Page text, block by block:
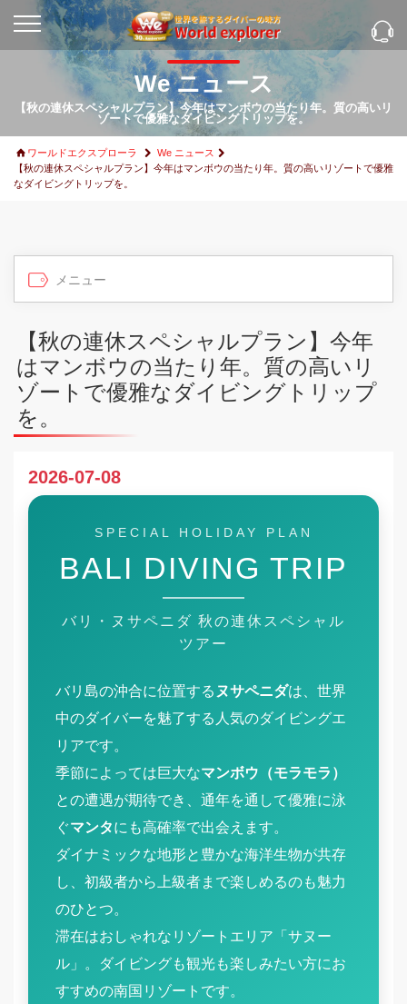
We ニュース
【秋の連休スペシャルプラン】今年はマンボウの当たり年。質の高いリ
ゾートで優雅なダイビングトリップを。
ワールドエクスプローラ
We ニュース
【秋の連休スペシャルプラン】今年はマンボウの当たり年。質の高いリゾートで優雅
なダイビングトリップを。
【秋の連休スペシャルプラン】今年
はマンボウの当たり年。質の高いリ
ゾートで優雅なダイビングトリップ
を。
2026-07-08
SPECIAL HOLIDAY PLAN
BALI DIVING TRIP
バリ・ヌサペニダ 秋の連休スペシャル
ツアー
バリ島の沖合に位置する ヌサペニダは、世界
中のダイバーを魅了する人気のダイビングエ
リアです。
季節によっては巨大なマンボウ（モラモラ）
との遭遇が期待でき、通年を通して優雅に泳
ぐマンタにも高確率で出会えます。
ダイナミックな地形と豊かな海洋生物が共存
し、初級者から上級者まで楽しめるのも魅力
のひとつ。
滞在はおしゃれなリゾートエリア「サヌー
ル」。ダイビングも観光も楽しみたい方にお
すすめの南国リゾートです。